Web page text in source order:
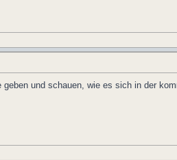
und schauen, wie es sich in der